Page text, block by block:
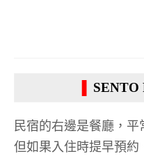
SENTO
民宿的右邊是餐廳，
但如果入住時提早預